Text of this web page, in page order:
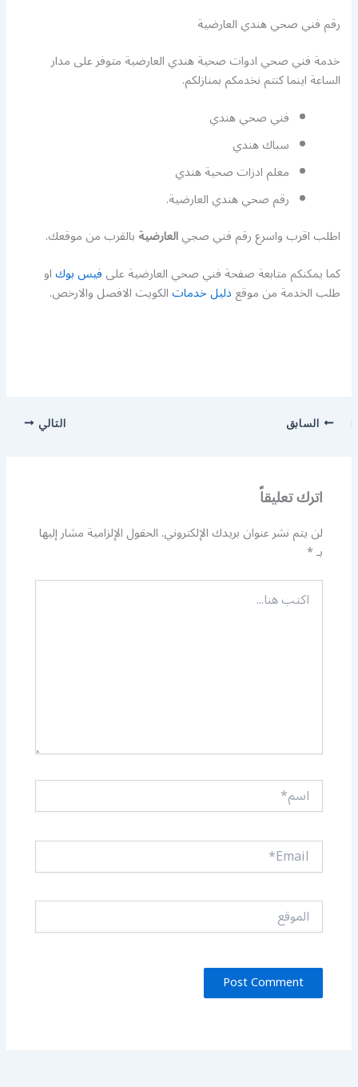
رقم فني صحي هندي العارضية
خدمة فني صحي ادوات صحية هندي العارضية متوفر على مدار
الساعة اينما كنتم نخدمكم بمنازلكم.
فني صحي هندي
سباك هندي
معلم ادزات صحية هندي
رقم صحي هندي العارضية.
اطلب اقرب واسرع رقم فني صجيالعارضيةبالقرب من موقعك.
كما يمكنكم متابعة صفحة فني صحي العارضية علىفيس بوكاو
طلب الخدمة من موقعدليل خدماتالكويت الافصل والارخص.
السابق التالي
اترك تعليقاً
لن يتم نشر عنوان بريدك الإلكتروني.الحقول الإلزامية مشار إليها
بـ*
اكتب
هنا...
اسم*
Email*
الموقع